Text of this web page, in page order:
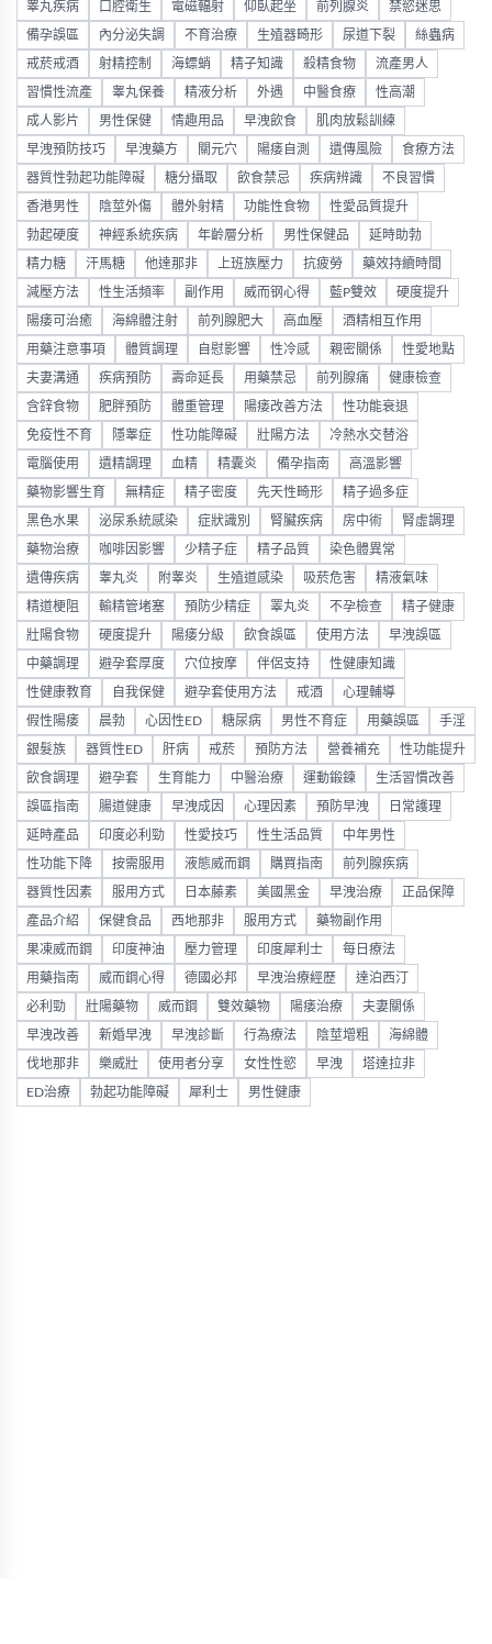
睾丸疾病 口腔衛生 電磁輻射 仰臥起坐 前列腺炎 禁慾迷思
備孕誤區 內分泌失調 不育治療 生殖器畸形 尿道下裂 絲蟲病
戒菸戒酒 射精控制 海螵蛸 精子知識 殺精食物 流產男人
習慣性流產 睾丸保養 精液分析 外遇 中醫食療 性高潮
成人影片 男性保健 情趣用品 早洩飲食 肌肉放鬆訓練
早洩預防技巧 早洩藥方 關元穴 陽痿自測 遺傳風險 食療方法
器質性勃起功能障礙 糖分攝取 飲食禁忌 疾病辨識 不良習慣
香港男性 陰莖外傷 體外射精 功能性食物 性愛品質提升
勃起硬度 神經系統疾病 年齡層分析 男性保健品 延時助勃
精力糖 汗馬糖 他達那非 上班族壓力 抗疲勞 藥效持續時間
減壓方法 性生活頻率 副作用 威而钢心得 藍P雙效 硬度提升
陽痿可治癒 海綿體注射 前列腺肥大 高血壓 酒精相互作用
用藥注意事項 體質調理 自慰影響 性冷感 親密關係 性愛地點
夫妻溝通 疾病預防 壽命延長 用藥禁忌 前列腺痛 健康檢查
含鋅食物 肥胖預防 體重管理 陽痿改善方法 性功能衰退
免疫性不育 隱睾症 性功能障礙 壯陽方法 冷熱水交替浴
電腦使用 遺精調理 血精 精囊炎 備孕指南 高溫影響
藥物影響生育 無精症 精子密度 先天性畸形 精子過多症
黑色水果 泌尿系統感染 症狀識別 腎臟疾病 房中術 腎虛調理
藥物治療 咖啡因影響 少精子症 精子品質 染色體異常
遺傳疾病 睾丸炎 附睾炎 生殖道感染 吸菸危害 精液氣味
精道梗阻 輸精管堵塞 預防少精症 睪丸炎 不孕檢查 精子健康
壯陽食物 硬度提升 陽痿分級 飲食誤區 使用方法 早洩誤區
中藥調理 避孕套厚度 穴位按摩 伴侶支持 性健康知識
性健康教育 自我保健 避孕套使用方法 戒酒 心理輔導
假性陽痿 晨勃 心因性ED 糖尿病 男性不育症 用藥誤區 手淫
銀髮族 器質性ED 肝病 戒菸 預防方法 營養補充 性功能提升
飲食調理 避孕套 生育能力 中醫治療 運動鍛鍊 生活習慣改善
誤區指南 腸道健康 早洩成因 心理因素 預防早洩 日常護理
延時產品 印度必利勁 性愛技巧 性生活品質 中年男性
性功能下降 按需服用 液態威而鋼 購買指南 前列腺疾病
器質性因素 服用方式 日本藤素 美國黑金 早洩治療 正品保障
產品介紹 保健食品 西地那非 服用方式 藥物副作用
果凍威而鋼 印度神油 壓力管理 印度犀利士 每日療法
用藥指南 威而鋼心得 德國必邦 早洩治療經歷 達泊西汀
必利勁 壯陽藥物 威而鋼 雙效藥物 陽痿治療 夫妻關係
早洩改善 新婚早洩 早洩診斷 行為療法 陰莖增粗 海綿體
伐地那非 樂威壯 使用者分享 女性性慾 早洩 塔達拉非
ED治療 勃起功能障礙 犀利士 男性健康